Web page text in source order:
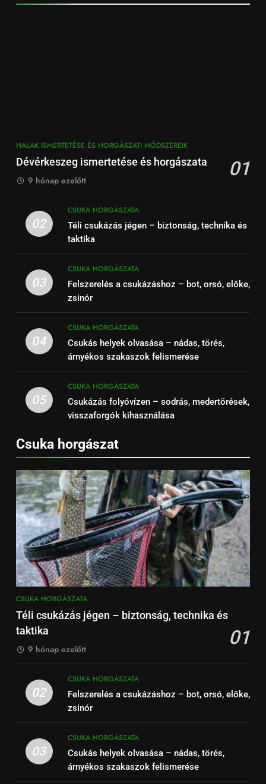
HALAK ISMERTETÉSE ÉS HORGÁSZATI MÓDSZEREIK
Dévérkeszeg ismertetése és horgászata 01
9 hónap ezelőtt
02
CSUKA HORGÁSZATA
Téli csukázás jégen – biztonság, technika és
taktika
03
CSUKA HORGÁSZATA
Felszerelés a csukázáshoz – bot, orsó, előke,
zsinór
04
CSUKA HORGÁSZATA
Csukás helyek olvasása – nádas, törés,
árnyékos szakaszok felismerése
05
CSUKA HORGÁSZATA
Csukázás folyóvízen – sodrás, medertörések,
visszaforgók kihasználása
Csuka horgászat
CSUKA HORGÁSZATA
Téli csukázás jégen – biztonság, technika és
taktika
01
9 hónap ezelőtt
02
CSUKA HORGÁSZATA
Felszerelés a csukázáshoz – bot, orsó, előke,
zsinór
03
CSUKA HORGÁSZATA
Csukás helyek olvasása – nádas, törés,
árnyékos szakaszok felismerése